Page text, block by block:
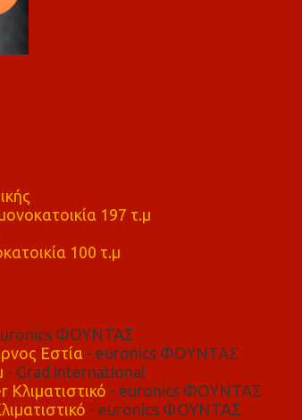
197 τ.μ
100 τ.μ
ΦΟΥΝΤΑΣ
Εστία- euronics ΦΟΥΝΤΑΣ
- Grad international
- euronics ΦΟΥΝΤΑΣ
- euronics ΦΟΥΝΤΑΣ